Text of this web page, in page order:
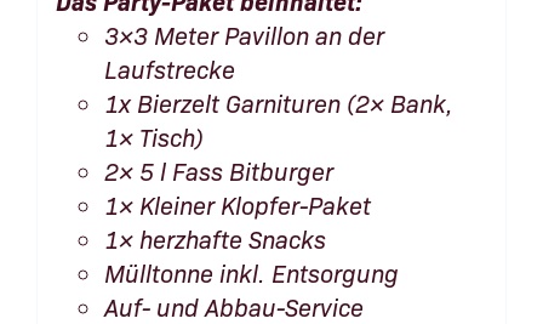
3×3 Meter Pavillon an der
Laufstrecke
1x Bierzelt Garnituren (2× Bank,
1× Tisch)
2× 5 l Fass Bitburger
1× Kleiner Klopfer-Paket
1× herzhafte Snacks
Mülltonne inkl. Entsorgung
Auf- und Abbau-Service